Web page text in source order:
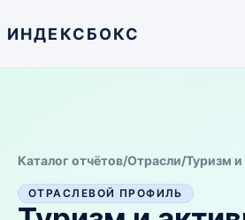
ИНДЕКСБОКС
Каталог отчётов/Отрасли/Туризм
ОТРАСЛЕВОЙ ПРОФИЛЬ